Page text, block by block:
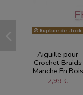
Rupture de stock
Aiguille pour
Crochet Braids
Manche En Bois
2,99 €